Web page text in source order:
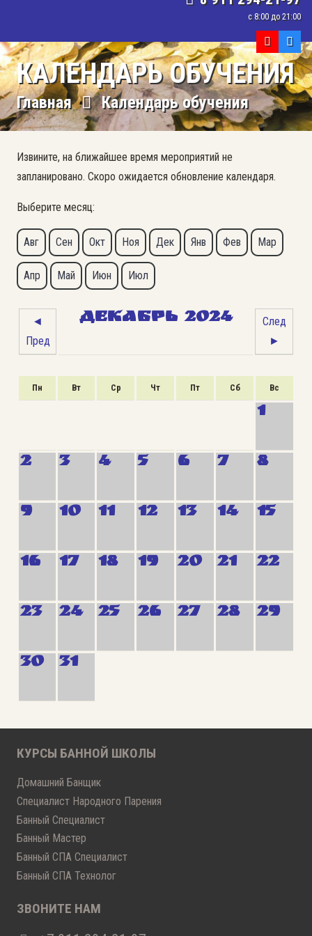
с 8:00 до 21:00
КАЛЕНДАРЬ ОБУЧЕНИЯ
Главная Календарь обучения
Извините, на ближайшее время мероприятий не
запланировано. Скоро ожидается обновление календаря.
Выберите месяц:
Авг Сен Окт Ноя Дек Янв Фев Мар
Апр Май Июн Июл
◄
Пред
ДЕКАБРЬ 2024
След
►
Пн Вт Ср Чт Пт Сб Вс
1
2 3 4 5 6 7 8
9 10 11 12 13 14 15
16 17 18 19 20 21 22
23 24 25 26 27 28 29
30 31
КУРСЫ БАННОЙ ШКОЛЫ
Домашний Банщик
Специалист Народного Парения
Банный Специалист
Банный Мастер
Банный СПА Специалист
Банный СПА Технолог
ЗВОНИТЕ НАМ